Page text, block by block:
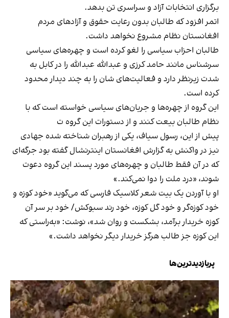
برگزاری انتخابات آزاد و سراسری تن بدهد.
اتمر افزود که طالبان بدون رعایت حقوق و آزادهای مردم
افغانستان نظام مشروع نخواهد داشت.
طالبان احزاب سیاسی را لغو کرده است و چهره‌های سیاسی
سرشناس مانند حامد کرزی و عبدالله عبدالله را در کابل به
شدت زیرنظر دارد و فعالیت‌های شان را به چند دیدار محدود
کرده است.
این گروه از چهره‌ها و جریان‌های سیاسی خواسته است که با
نظام طالبان بیعت کنند و از دستورات این گروه ت
پیش از این، رسول سیاف، یکی از رهبران شناخته شده جهادی
نیز در واکنش به گزارش افغانستان اینترنشال گفته بود جرگه‌ای
که در آن فقط طالبان و چهر‌ه‌های مورد پسند این گروه دعوت
شوند، «درد ملت را دوا نمی‌کند.»
او با آوردن یک بیت شعر کلاسیک فارسی که می‌گوید «خود کوزه و
خود کوزه‌گر و خود گل کوزه، خود رند سبوکش/ خود بر سر آن
کوزه خريدار برآمد، بشکست و روان شد»، نوشت: «به‌راستی که
این کوزه جز طالب هرگز خریدار دیگر نخواهد داشت.»
پربازدیدترین‌ها